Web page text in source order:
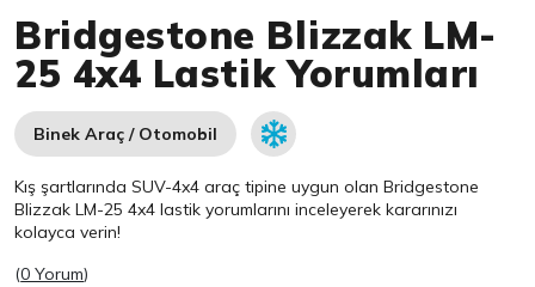
Bridgestone Blizzak LM-
25 4x4 Lastik Yorumları
Binek Araç / Otomobil
Kış şartlarında SUV-4x4 araç tipine uygun olanBridgestone
Blizzak LM-25 4x4 lastik yorumlarını inceleyerek kararınızı
kolayca verin!
(0 Yorum)